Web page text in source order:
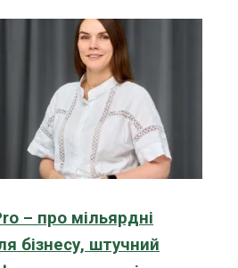
– про мільярдні
бізнесу, штучний